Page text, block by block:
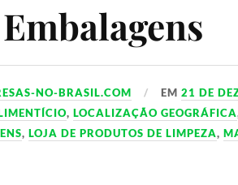
NO-BRASIL.COM EM21 DE
,LOCALIZAÇÃO GEOGRÁFICA
,LOJA DE PRODUTOS DE LIMPEZA,